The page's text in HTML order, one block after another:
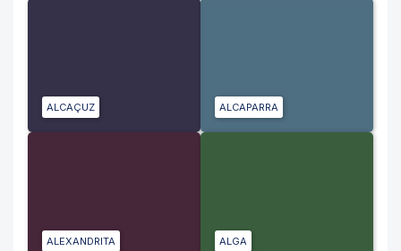
ALCAÇUZ ALCAPARRA
ALEXANDRITA ALGA